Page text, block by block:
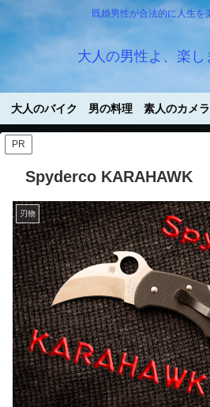
既婚男性が合法的に人生を
大人の男性よ、楽し
大人のバイク 男の料理 素人のカメラ
PR
Spyderco KARAHAWK
刃物